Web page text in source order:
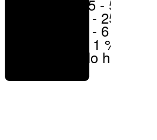
25 - 50 %
6 - 25 %
1 - 6 %
< 1 %
No hay